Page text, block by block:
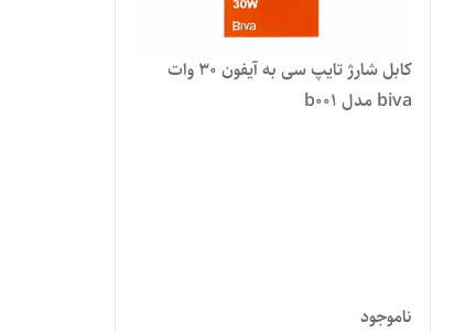
کابل شارژ تایپ سی به آیفون 30 وات
biva مدل b001
ناموجود